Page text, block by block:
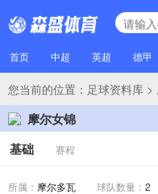
首页 中超 英超 德甲
您当前的位置： 足球资料库 >
摩尔女锦
基础 赛程
所属： 摩尔多瓦 球队数量： 2